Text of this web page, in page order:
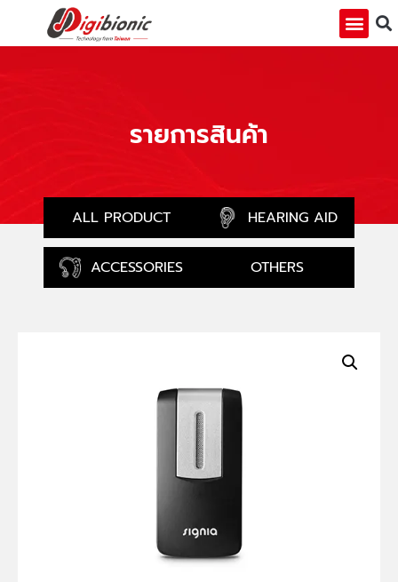
รายการสินค้า
ALL PRODUCT HEARING AID
ACCESSORIES OTHERS